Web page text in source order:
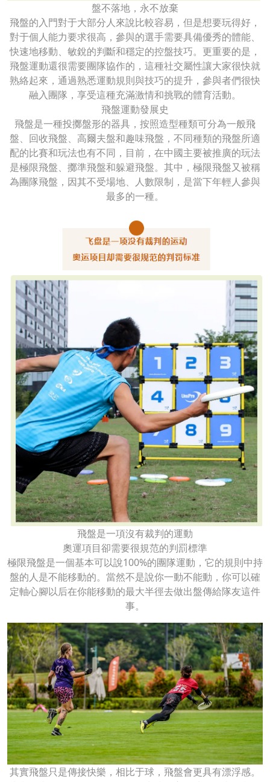
盤不落地，永不放棄
飛盤的入門對于大部分人來說比較容易，但是想要玩得好，
對于個人能力要求很高，參與的選手需要具備優秀的體能、
快速地移動、敏銳的判斷和穩定的控盤技巧。更重要的是，
飛盤運動還很需要團隊協作的，這種社交屬性讓大家很快就
熟絡起來，通過熟悉運動規則與技巧的提升，參與者們很快
融入團隊，享受這種充滿激情和挑戰的體育活動。
飛盤運動發展史
飛盤是一種投擲盤形的器具，按照造型種類可分為一般飛
盤、回收飛盤、高爾夫盤和趣味飛盤，不同種類的飛盤所適
配的比賽和玩法也有不同，目前，在中國主要被推廣的玩法
是極限飛盤、擲準飛盤和躲避飛盤。其中，極限飛盤又被稱
為團隊飛盤，因其不受場地、人數限制，是當下年輕人參與
最多的一種。
飛盤是一項沒有裁判的運動
奧運項目卻需要很規范的判罰標準
極限飛盤是一個基本可以說100%的團隊運動，它的規則中持
盤的人是不能移動的。當然不是說你一動不能動，你可以確
定軸心腳以后在你能移動的最大半徑去做出盤傳給隊友這件
事。
其實飛盤只是傳接快樂，相比于球，飛盤會更具有漂浮感。